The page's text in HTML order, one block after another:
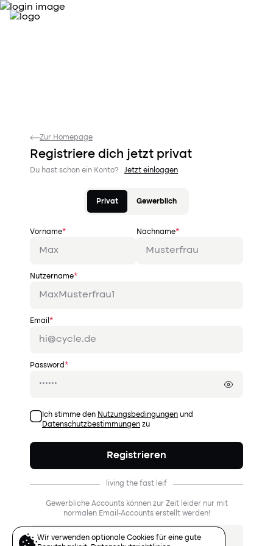
Wir verwenden optionale Cookies für eine gute
Zur Homepage
Registriere dich jetzt privat
Du hast schon ein Konto? Jetzt einloggen
Privat Gewerblich
Vorname* Nachname*
Nutzername*
Email *
Password*
Ich stimme den Nutzungsbedingungen und
Datenschutzbestimmungen zu
Registrieren
living the fast leif
Gewerbliche Accounts können zur Zeit leider nur mit
normalen Email-Accounts erstellt werden!
Mit Google registrieren